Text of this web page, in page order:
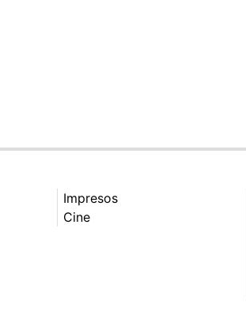
Impresos
Cine